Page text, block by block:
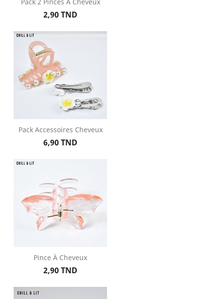
Prix
2,90 TND
Pack Accessoires Cheveux
Prix
6,90 TND
Pince À Cheveux
Prix
2,90 TND